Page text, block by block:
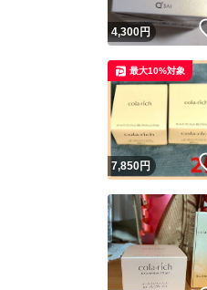
4,300円
7,850円
最大10%対象